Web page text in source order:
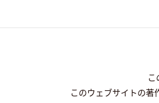
このウェブサイトの